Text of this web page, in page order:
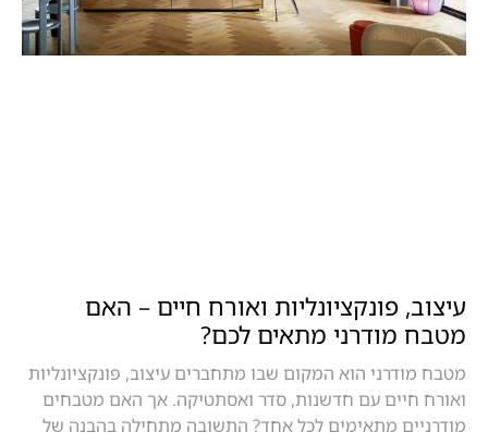
עיצוב, פונקציונליות ואורח חיים – האם
מטבח מודרני מתאים לכם?
מטבח מודרני הוא המקום שבו מתחברים עיצוב, פונקציונליות
ואורח חיים עם חדשנות, סדר ואסתטיקה. אך האם מטבחים
מודרניים מתאימים לכל אחד? התשובה מתחילה בהבנה של